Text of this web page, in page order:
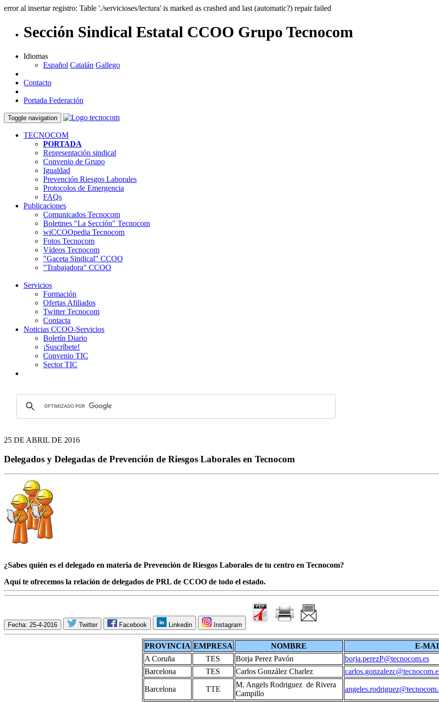
error al insertar registro: Table './servicioses/lectura' is marked as crashed and last (automatic?) repair failed
Sección Sindical Estatal CCOO Grupo Tecnocom
Idiomas
Español Catalán Gallego
Contacto
Portada Federación
Toggle navigation
TECNOCOM
PORTADA
Representación sindical
Convenio de Grupo
Igualdad
Prevención Riesgos Laborales
Protocolos de Emergencia
FAQs
Publicaciones
Comunicados Tecnocom
Boletines "La Sección" Tecnocom
wiCCOOpedia Tecnocom
Fotos Tecnocom
Vídeos Tecnocom
"Gaceta Sindical" CCOO
"Trabajadora" CCOO
Servicios
Formación
Ofertas Afiliados
Twitter Tecnocom
Contacta
Noticias CCOO-Servicios
Boletín Diario
¡Suscríbete!
Convenio TIC
Sector TIC
25 DE ABRIL DE 2016
Delegados y Delegadas de Prevención de Riesgos Laborales en Tecnocom
¿Sabes quién es el delegado en materia de Prevención de Riesgos Laborales de tu centro en Tecnocom?
Aquí te ofrecemos la relación de delegados de PRL de CCOO de todo el estado.
Fecha: 25-4-2016 Twitter Facebook Linkedin Instagram
PROVINCIA EMPRESA NOMBRE
E-
A Coruña
TES Borja Perez Pavón
borja.perezP@tecnocom.es
Barcelona
TES Carlos González Charlez
Barcelona TTE
M. Angels Rodriguez de Rivera
Campillo